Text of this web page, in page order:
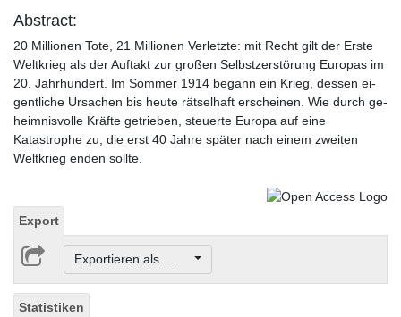
Abstract:
20 Millionen Tote, 21 Millionen Verletzte: mit Recht gilt der Erste
Weltkrieg als der Auftakt zur großen Selbstzerstörung Europas im
20. Jahrhundert. Im Sommer 1914 begann ein Krieg, dessen ei-
gentliche Ursachen bis heute rätselhaft erscheinen. Wie durch ge-
heimnisvolle Kräfte getrieben, steuerte Europa auf eine
Katastrophe zu, die erst 40 Jahre später nach einem zweiten
Weltkrieg enden sollte.
Export
Exportieren als ...
Statistiken